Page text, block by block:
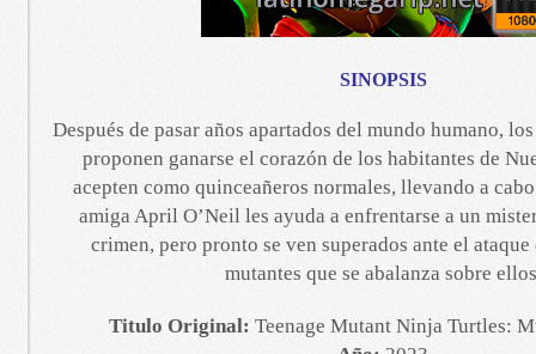
SINOPSIS
Después de pasar años apartados del mundo humano,
proponen ganarse el corazón de los habitantes de
acepten como quinceañeros normales, llevando a
amiga April O’Neil les ayuda a enfrentarse a un
crimen, pero pronto se ven superados ante el
mutantes que se abalanza sobre
Titulo Original: Teenage Mutant Ninja Turtles: